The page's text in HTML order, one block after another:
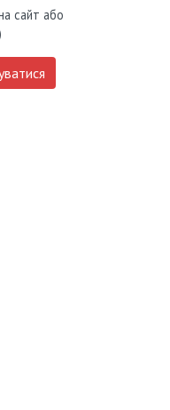
сайт або